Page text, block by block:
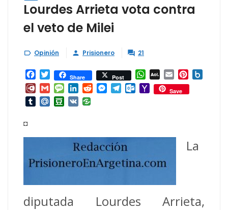
Lourdes Arrieta vota contra
el veto de Milei
 Opinión  Prisionero  21
Facebook
TwitterShare Post WhatsApp
AOL
Mail
Email Pinterest
Diary.Ru
GmailMessage
LinkedIn
RedditMessenger
Telegram
Outlook.com
Yahoo
Mail
Save
TumblrMail.RuDouban
VK
◘
La
diputada Lourdes Arrieta,